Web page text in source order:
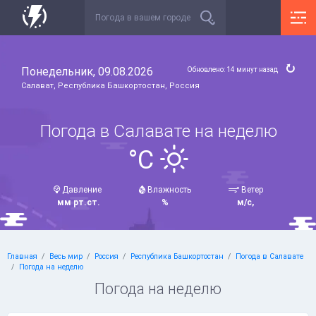
Понедельник, 09.08.2026
Салават, Республика Башкортостан, Россия
Обновлено: 14 минут назад
Погода в Салавате на неделю
°C
Давление
мм рт.ст.
Влажность
%
Ветер
м/с,
Главная Весь мир Россия Республика Башкортостан
Погода в Салавате
Погода на неделю
Погода на неделю